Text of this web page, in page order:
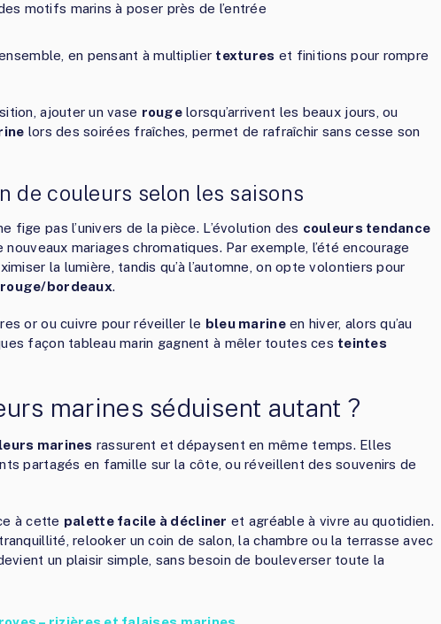
motifs marins à poser près de l’entrée
en pensant à multiplier textures et finitions pour rompre
ajouter un vase rougelorsqu’arrivent les beaux jours, ou
lors des soirées fraîches, permet de rafraîchir sans cesse son
de couleurs selon les saisons
fige pas l’univers de la pièce. L’évolution des couleurs tendance
nouveaux mariages chromatiques. Par exemple, l’été encourage
la lumière, tandis qu’à l’automne, on opte volontiers pour
rouge/bordeaux.
or ou cuivre pour réveiller le bleu marineen hiver, alors qu’au
façon tableau marin gagnent à mêler toutes ces teintes
marines séduisent autant ?
marines rassurent et dépaysent en même temps. Elles
partagés en famille sur la côte, ou réveillent des souvenirs de
à cette palette facile à décliner et agréable à vivre au quotidien.
relooker un coin de salon, la chambre ou la terrasse avec
un plaisir simple, sans besoin de bouleverser toute la